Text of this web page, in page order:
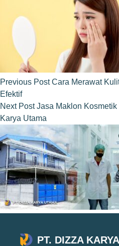
Previous Post Cara Merawat
Efektif
Next Post Jasa Maklon Kosmetik
Karya Utama
PT. DIZZA